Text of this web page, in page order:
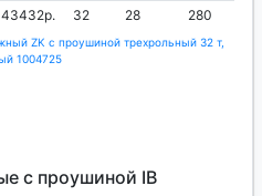
43432р. 32 28 280
ZK с проушиной трехрольный 32 т,
1004725
с проушиной IB